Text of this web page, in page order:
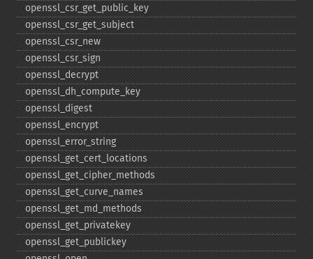
openssl_​csr_​get_​public_​key
openssl_​csr_​get_​subject
openssl_​csr_​new
openssl_​csr_​sign
openssl_​decrypt
openssl_​dh_​compute_​key
openssl_​digest
openssl_​encrypt
openssl_​error_​string
openssl_​get_​cert_​locations
openssl_​get_​cipher_​methods
openssl_​get_​curve_​names
openssl_​get_​md_​methods
openssl_​get_​privatekey
openssl_​get_​publickey